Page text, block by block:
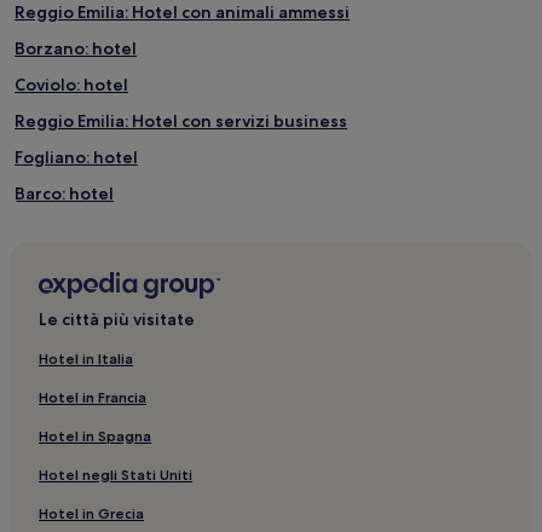
Reggio Emilia: Hotel con animali ammessi
Borzano: hotel
Coviolo: hotel
Reggio Emilia: Hotel con servizi business
Fogliano: hotel
Barco: hotel
Fosdondo: hotel
Mapei Stadium: hotel nelle vicinanze
Sesso: hotel
Zimella: hotel
Reggio Emilia: Hotel con colazione gratuita
Le città più visitate
Hotel in Italia
Hotel in Francia
Hotel in Spagna
Hotel negli Stati Uniti
Hotel in Grecia